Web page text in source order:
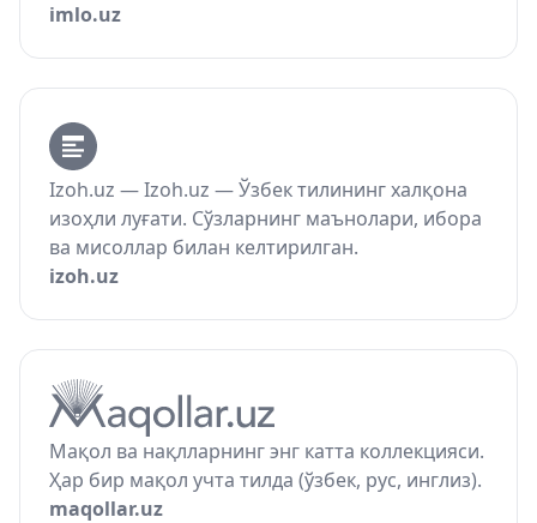
imlo.uz
Izoh.uz — Izoh.uz — Ўзбек тилининг халқона
изоҳли луғати. Сўзларнинг маънолари, ибора
ва мисоллар билан келтирилган.
izoh.uz
Мақол ва нақлларнинг энг катта коллекцияси.
Ҳар бир мақол учта тилда (ўзбек, рус, инглиз).
maqollar.uz